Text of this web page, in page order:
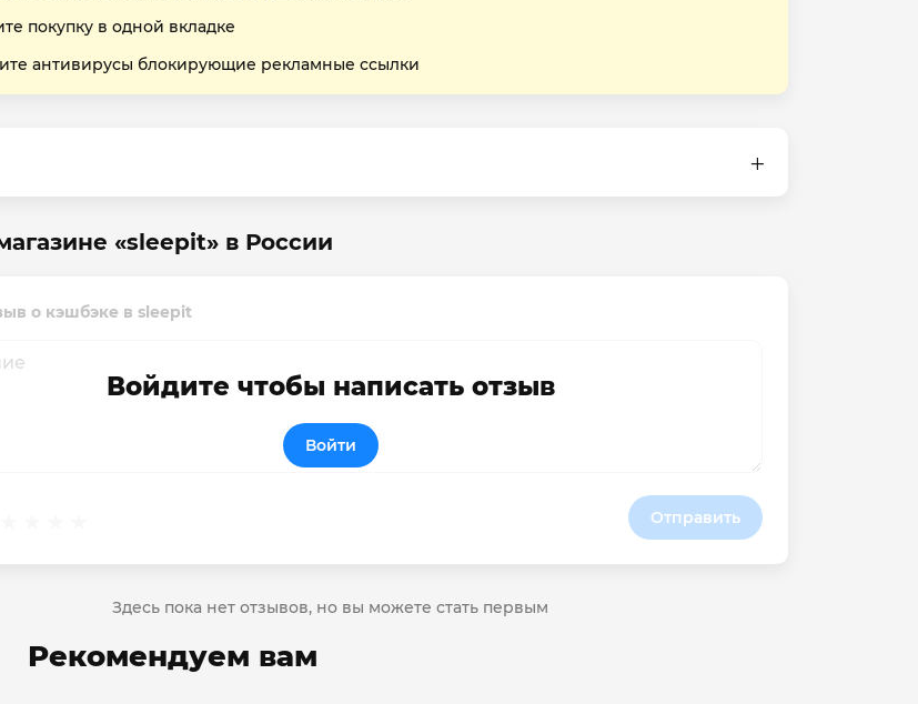
покупку в одной вкладке
антивирусы блокирующие рекламные ссылки
«sleepit» в России
о кэшбэке в sleepit
Отправить
Войдите чтобы написать отзыв
Войти
Здесь пока нет отзывов, но вы можете стать первым
Рекомендуем вам